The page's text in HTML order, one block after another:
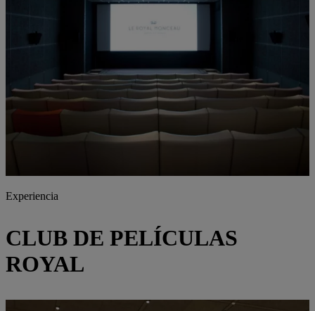
Experiencia
CLUB DE PELÍCULAS
ROYAL